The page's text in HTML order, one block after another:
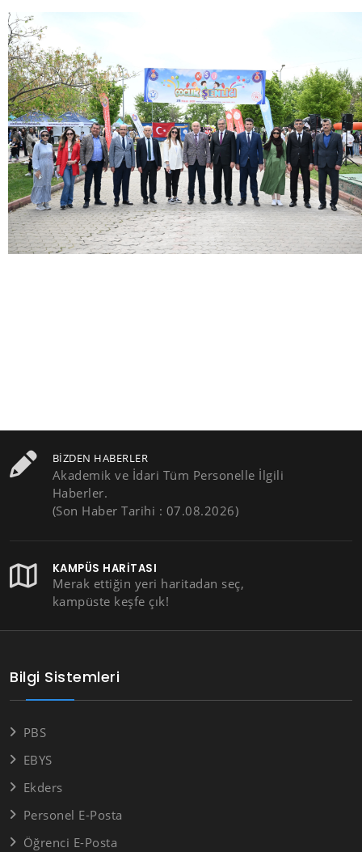
BIZDEN HABERLER
Akademik ve İdari Tüm Personelle İlgili
Haberler.
(Son Haber Tarihi : 07.08.2026)
KAMPÜS HARITASI
Merak ettiğin yeri haritadan seç,
kampüste keşfe çık!
Bilgi Sistemleri
PBS
EBYS
Ekders
Personel E-Posta
Öğrenci E-Posta